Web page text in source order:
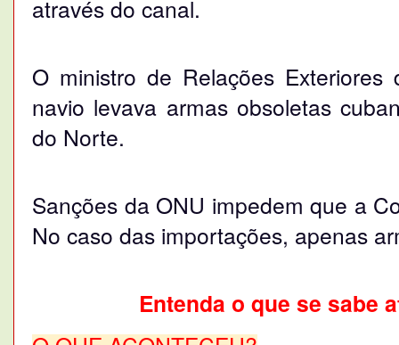
através do canal.
O ministro de Relações
navio levava armas obsoletas
do Norte.
Sanções da ONU impedem que a
No caso das importações, apenas
Entenda o que se sabe